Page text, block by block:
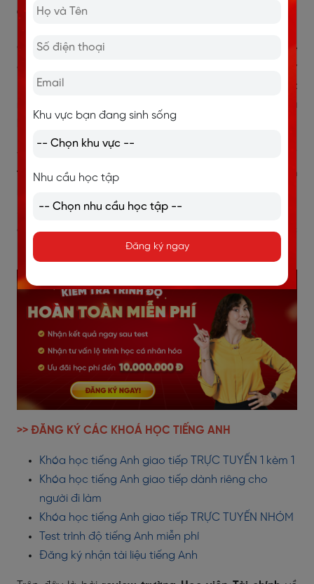
chính - Cơ hội việc làm
Cùng Langmaster review trường Học viện Tài chính về
cơ hội nghề nghiệp để xem liệu có nên theo học hay
không nhé. Theo thống kê thì
sinh viên sau khi tốt
nghiệp trường Học viện Tài chính đều có việc làm sau
khoảng 6 tháng.
Đối với những sinh viên tài năng,
trên ghế nhà trường các bạn đã được các doanh
sinh viên Học viện Tài chính là một lợi thế rất khi tham
gia vào thị trường làm việc bởi đây là trường đại học
hàng đầu về lĩnh vực Tài chính, Kế toán.
>> ĐĂNG KÝ CÁC KHOÁ HỌC TIẾNG ANH
Khóa học tiếng Anh giao tiếp TRỰC TUYẾN 1 kèm 1
Khóa học tiếng Anh giao tiếp dành riêng cho
người đi làm
Khóa học tiếng Anh giao tiếp TRỰC TUYẾN NHÓM
Test trình độ tiếng Anh miễn phí
Đăng ký nhận tài liệu tiếng Anh
Khu vực bạn đang sinh sống
Nhu cầu học tập
Đăng ký ngay